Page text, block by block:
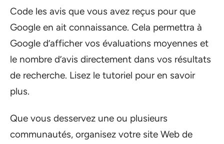
Code les avis que vous avez reçus pour que
Google en ait connaissance. Cela permettra à
Google d’afficher vos évaluations moyennes et
le nombre d’avis directement dans vos résultats
de recherche. Lisez le tutoriel pour en savoir
plus.
Que vous desservez une ou plusieurs
communautés, organisez votre site Web de